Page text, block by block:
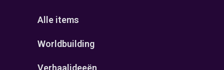
Alle items
Worldbuilding